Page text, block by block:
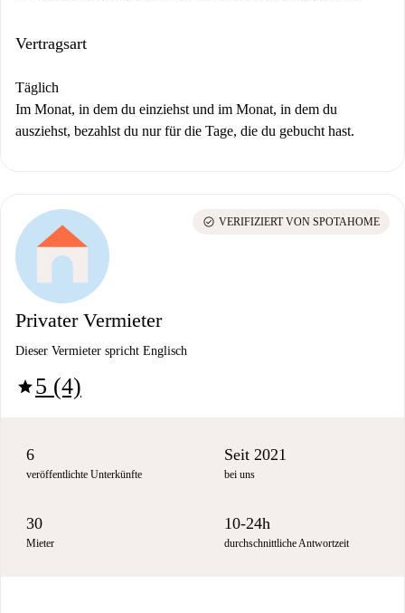
Vertragsart
Täglich
Im Monat, in dem du einziehst und im Monat, in dem du
ausziehst, bezahlst du nur für die Tage, die du gebucht hast.
Privater Vermieter
Dieser Vermieter spricht Englisch
star5 (4)
check_circle VERIFIZIERT VON SPOTAHOME
6
veröffentlichte Unterkünfte
Seit 2021
bei uns
30
Mieter
10-24h
durchschnittliche Antwortzeit